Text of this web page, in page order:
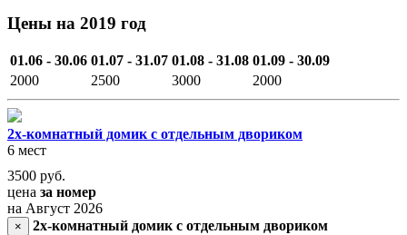
Цены на 2019 год
01.06 - 30.06 01.07 - 31.07 01.08 - 31.08 01.09 - 30.09
2000
2500 3000 2000
2х-комнатный домик с отдельным двориком
6 мест
3500 руб.
цена за номер
на Август 2026
×
2х-комнатный домик с отдельным двориком